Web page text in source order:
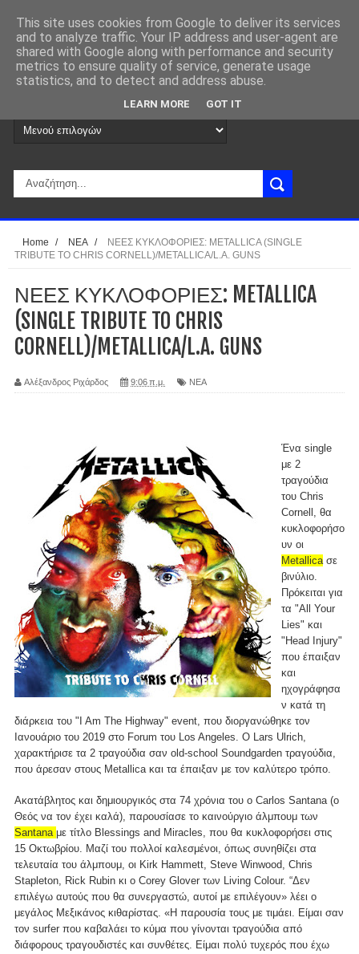
Home / ΝΕΑ /
ΝΕΕΣ ΚΥΚΛΟΦΟΡΙΕΣ: METALLICA (SINGLE
TRIBUTE TO CHRIS CORNELL)/METALLICA/L.A. GUNS
ΝΕΕΣ ΚΥΚΛΟΦΟΡΙΕΣ: METALLICA
(SINGLE TRIBUTE TO CHRIS
CORNELL)/METALLICA/L.A. GUNS
Αλέξανδρος Ριχάρδος 9:06 π.μ. ΝΕΑ
Ένα single
με 2
τραγούδια
του Chris
Cornell, θα
κυκλοφορήσο
υν οι
Metallica σε
βινύλιο.
Πρόκειται για
τα "All Your
Lies" και
"Head Injury"
που έπαιξαν
και
ηχογράφησα
ν κατά τη
διάρκεια του "I Am The Highway" event, που διοργανώθηκε τον
Ιανουάριο του 2019 στο Forum του Los Angeles. Ο Lars Ulrich,
χαρακτήρισε τα 2 τραγούδια σαν old-school Soundgarden τραγούδια,
που άρεσαν στους Metallica και τα έπαιξαν με τον καλύτερο τρόπο.
Ακατάβλητος και δημιουργικός στα 74 χρόνια του ο Carlos Santana (ο
Θεός να τον έχει καλά), παρουσίασε το καινούργιο άλμπουμ των
Santana με τίτλο Blessings and Miracles, που θα κυκλοφορήσει στις
15 Οκτωβρίου. Μαζί του πολλοί καλεσμένοι, όπως συνηθίζει στα
τελευταία του άλμπουμ, οι Kirk Hammett, Steve Winwood, Chris
Stapleton, Rick Rubin κι ο Corey Glover των Living Colour. “Δεν
επιλέγω αυτούς που θα συνεργαστώ, αυτοί με επιλέγουν» λέει ο
μεγάλος Μεξικάνος κιθαρίστας. «Η παρουσία τους με τιμάει. Είμαι σαν
τον surfer που καβαλάει το κύμα που γίνονται τραγούδια από
διάφορους τραγουδιστές και συνθέτες. Είμαι πολύ τυχερός που έχω
This site uses cookies from Google to deliver its services
and to analyze traffic. Your IP address and user-agent are
shared with Google along with performance and security
metrics to ensure quality of service, generate usage
statistics, and to detect and address abuse.
LEARN MORE GOT IT